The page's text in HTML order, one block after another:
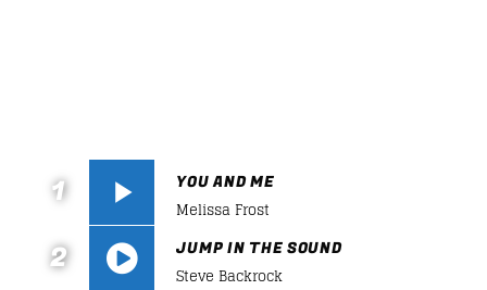
Whatsapp
1 YOU AND ME
Melissa Frost
2 JUMP IN THE SOUND
Steve Backrock